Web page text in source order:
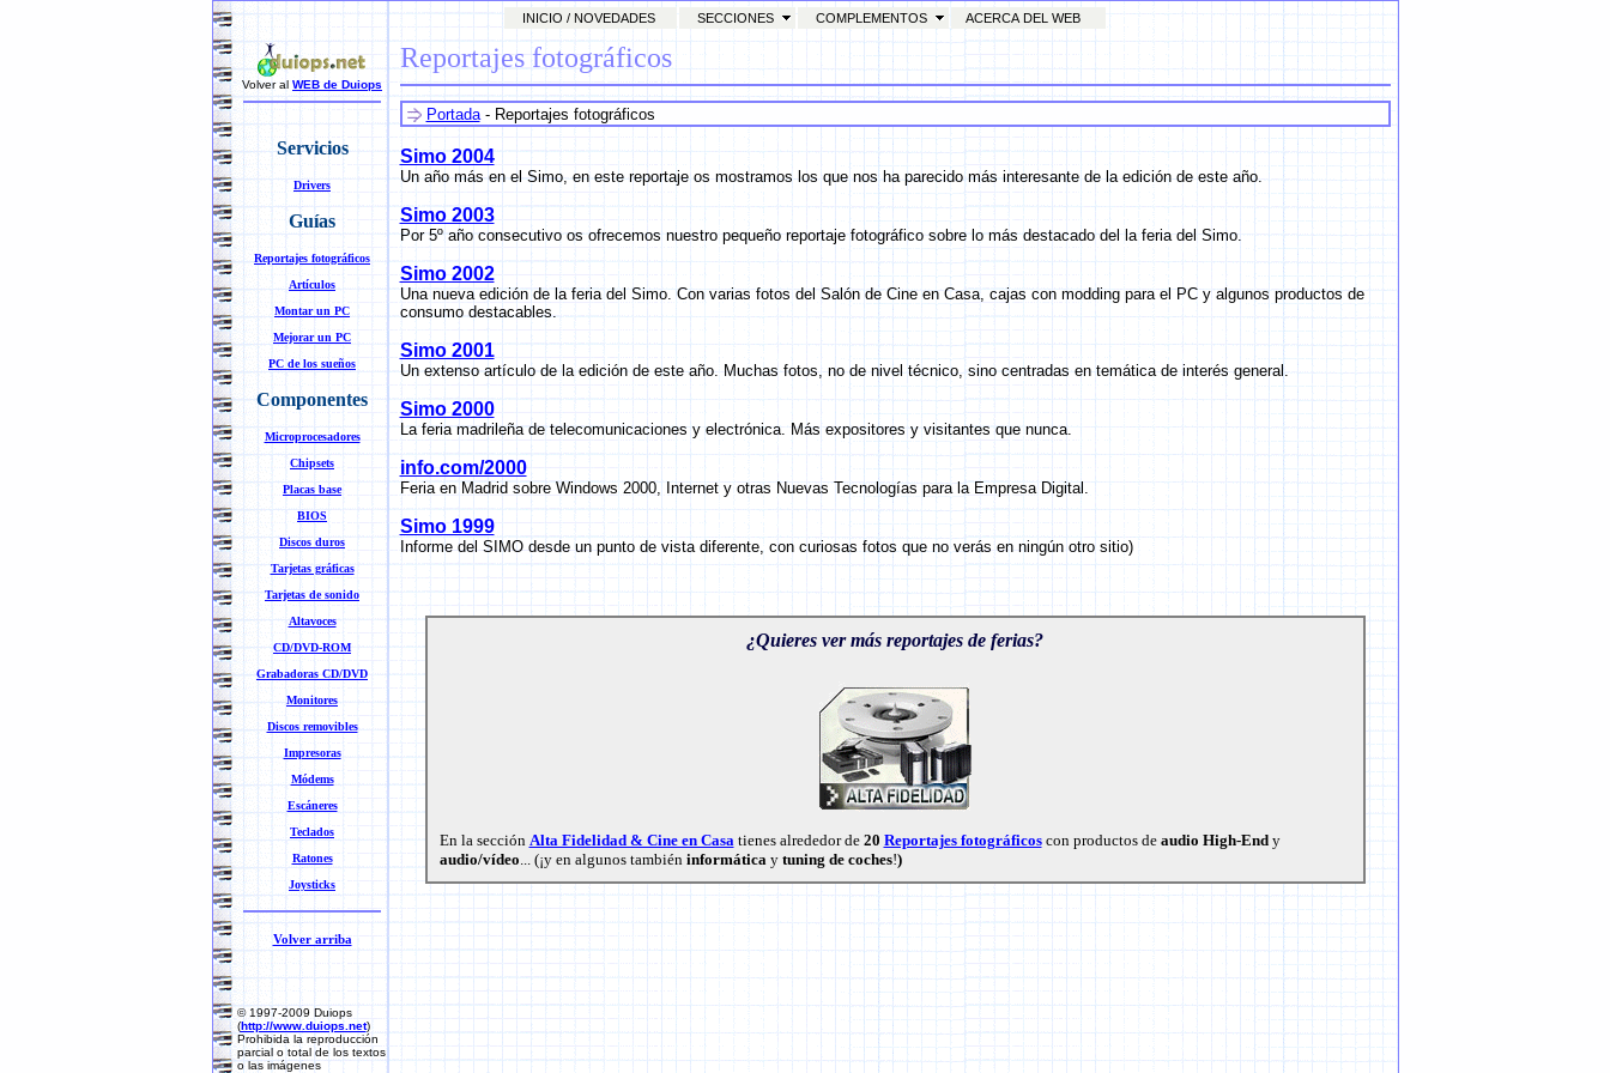
INICIO / NOVEDADES SECCIONES COMPLEMENTOS ACERCA DEL WEB
Volver al WEB de Duiops
Servicios
Drivers
Guías
Reportajes fotográficos
Artículos
Montar un PC
Mejorar un PC
PC de los sueños
Componentes
Microprocesadores
Chipsets
Placas base
BIOS
Discos duros
Tarjetas gráficas
Tarjetas de sonido
Altavoces
CD/DVD-ROM
Grabadoras CD/DVD
Monitores
Discos removibles
Impresoras
Módems
Escáneres
Teclados
Ratones
Joysticks
Volver arriba
© 1997-2009 Duiops
(http://www.duiops.net)
Prohibida la reproducción
parcial o total de los textos
o las imágenes
Reportajes fotográficos
Portada- Reportajes fotográficos
Simo 2004
Un año más en el Simo, en este reportaje os mostramos los que nos ha parecido más interesante de la edición de este año.
Simo 2003
Por 5º año consecutivo os ofrecemos nuestro pequeño reportaje fotográfico sobre lo más destacado del la feria del Simo.
Simo 2002
Una nueva edición de la feria del Simo. Con varias fotos del Salón de Cine en Casa, cajas con modding para el PC y algunos productos de
consumo destacables.
Simo 2001
Un extenso artículo de la edición de este año. Muchas fotos, no de nivel técnico, sino centradas en temática de interés general.
Simo 2000
La feria madrileña de telecomunicaciones y electrónica. Más expositores y visitantes que nunca.
info.com/2000
Feria en Madrid sobre Windows 2000, Internet y otras Nuevas Tecnologías para la Empresa Digital.
Simo 1999
Informe del SIMO desde un punto de vista diferente, con curiosas fotos que no verás en ningún otro sitio)
¿Quieres ver más reportajes de ferias?
En la sección Alta Fidelidad & Cine en Casatienes alrededor de 20 Reportajes fotográficoscon productos de audio High-Endy
audio/vídeo... (¡y en algunos también informáticay tuning de coches!)